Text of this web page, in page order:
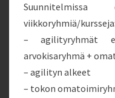
viikkoryhmiä/kursseja:
– agilityryhmät
arvokisaryhmä +
– agilityn alkeet
– tokon